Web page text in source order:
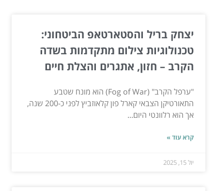
יצחק בריל והסטארטאפ הביטחוני:
טכנולוגיות צילום מתקדמות בשדה
הקרב – חזון, אתגרים והצלת חיים
"ערפל הקרב" (Fog of War) הוא מונח שטבע
התאורטיקן הצבאי קארל פון קלאוזביץ לפני כ-200 שנה,
אך הוא רלוונטי היום...
קרא עוד »
יול 15, 2025